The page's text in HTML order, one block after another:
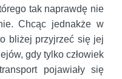
tak naprawdę nie
Chcąc jednakże w
bliżej przyjrzeć się jej
gdy tylko człowiek
pojawiały się